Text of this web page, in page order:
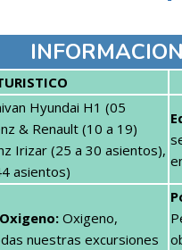
Hyundai H1 (05
& Renault (10 a 19)
Irizar (25 a 30 asientos),
asientos)
Oxigeno,
nuestras excursiones